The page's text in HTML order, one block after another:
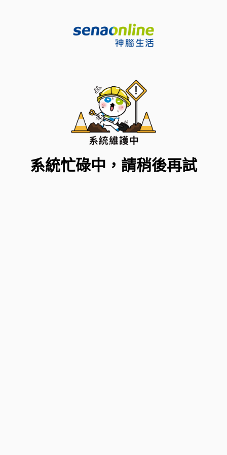
系統忙碌中，請稍後再試